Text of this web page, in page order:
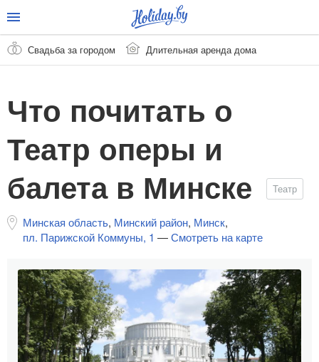
Свадьба за городом Длительная аренда дома
Что почитать о
Театр оперы и
балета в Минске
Театр
Минская область, Минский район, Минск,
пл. Парижской Коммуны, 1 —Смотреть на карте